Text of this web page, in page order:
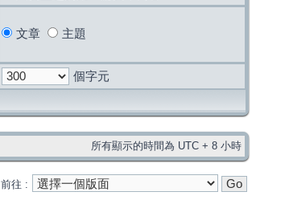
文章 主題
個字元
所有顯示的時間為 UTC + 8 小時
前往 :